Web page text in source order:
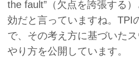
the fault”（欠点を誇張する
効だと言っていますね。TPI
で、その考え方に基づいた
やり方を公開しています。